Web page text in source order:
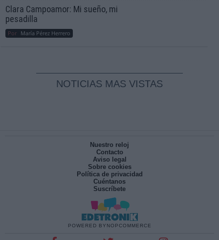
Clara Campoamor: Mi sueño, mi
pesadilla
Por María Pérez Herrero
NOTICIAS MAS VISTAS
Nuestro reloj
Contacto
Aviso legal
Sobre cookies
Política de privacidad
Cuéntanos
Suscríbete
POWERED BY NOPCOMMERCE